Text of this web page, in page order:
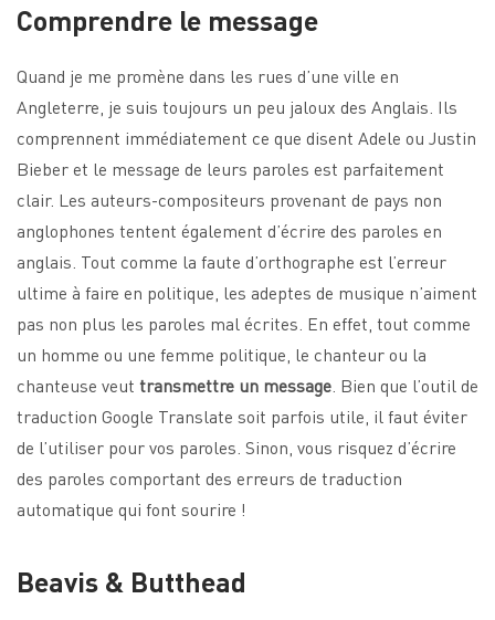
Comprendre le message
Quand je me promène dans les rues d’une ville en
Angleterre, je suis toujours un peu jaloux des Anglais. Ils
comprennent immédiatement ce que disent Adele ou Justin
Bieber et le message de leurs paroles est parfaitement
clair. Les auteurs-compositeurs provenant de pays non
anglophones tentent également d’écrire des paroles en
anglais. Tout comme la faute d’orthographe est l’erreur
ultime à faire en politique, les adeptes de musique n’aiment
pas non plus les paroles mal écrites. En effet, tout comme
un homme ou une femme politique, le chanteur ou la
chanteuse veut transmettre un message . Bien que l’outil de
traduction Google Translate soit parfois utile, il faut éviter
de l’utiliser pour vos paroles. Sinon, vous risquez d’écrire
des paroles comportant des erreurs de traduction
automatique qui font sourire !
Beavis & Butthead